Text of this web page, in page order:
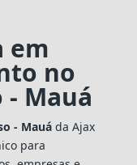
em
no
- Mauá
- Mauáda Ajax
para